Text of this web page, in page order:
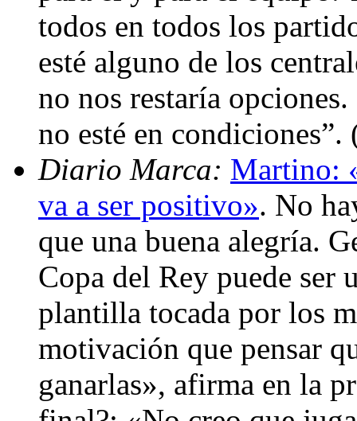
todos en todos los
esté alguno de los
no nos restaría
no esté en
Diario Marca: Martino:
va a ser positivo». No
que una buena alegría.
Copa del Rey puede ser
plantilla tocada por los
motivación que pensar
ganarlas», afirma en la